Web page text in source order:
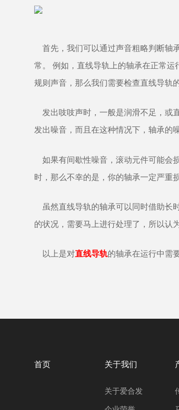
首先，我们可以通过声音粗略判断轴
常。
例如，直线导轨上的轴承在正常运
规则声音，那么我们需要检查直线导轨
发出吱吱声时，一般是润滑不足，或
发出噪音，而且在这种情况下，轴承的
如果有间歇性噪音，滚动元件可能会
时，那么不幸的是，你的轴承一定严重
虽然直线导轨的轴承可以同时借助长
的状况，需要马上进行处理了，所以认
以上是对直线导轨的轴承在运行中需
首页 关于我们
关于爱合发